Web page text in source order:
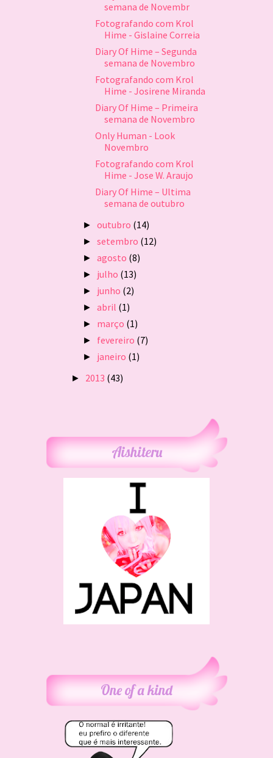
semana de Novembr
Fotografando com Krol
Hime - Gislaine Correia
Diary Of Hime – Segunda
semana de Novembro
Fotografando com Krol
Hime - Josirene Miranda
Diary Of Hime – Primeira
semana de Novembro
Only Human - Look
Novembro
Fotografando com Krol
Hime - Jose W. Araujo
Diary Of Hime – Ultima
semana de outubro
►outubro (14)
►setembro (12)
►agosto (8)
► julho (13)
► junho (2)
►abril (1)
► março (1)
► fevereiro (7)
► janeiro (1)
► 2013 (43)
Aishiteru
One of a kind